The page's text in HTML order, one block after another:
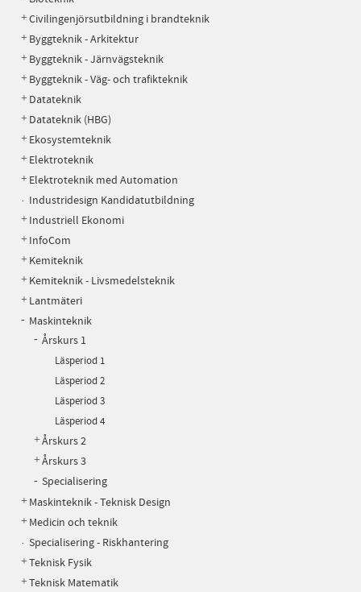
Civilingenjörsutbildning i brandteknik
Byggteknik - Arkitektur
Byggteknik - Järnvägsteknik
Byggteknik - Väg- och trafikteknik
Datateknik
Datateknik (HBG)
Ekosystemteknik
Elektroteknik
Elektroteknik med Automation
Industridesign Kandidatutbildning
Industriell Ekonomi
InfoCom
Kemiteknik
Kemiteknik - Livsmedelsteknik
Lantmäteri
Maskinteknik
Årskurs 1
Läsperiod 1
Läsperiod 2
Läsperiod 3
Läsperiod 4
Årskurs 2
Årskurs 3
Specialisering
Maskinteknik - Teknisk Design
Medicin och teknik
Specialisering - Riskhantering
Teknisk Fysik
Teknisk Matematik